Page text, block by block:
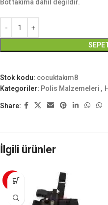
Bot takıma dahil değildir.
Stok kodu: cocuktakım8
Kategoriler: Polis Malzemeleri ,
Share:
İlgili ürünler
-12%